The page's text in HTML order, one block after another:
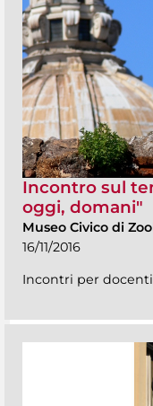
Incontro sul
oggi, domani"
Museo Civico di
16/11/2016
Incontri per